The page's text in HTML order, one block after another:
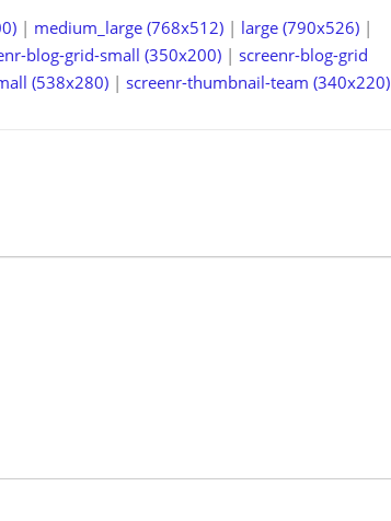
| medium_large (768x512) | large (790x526) |
blog-grid-small (350x200) | screenr-blog-grid
(538x280) | screenr-thumbnail-team (340x220)